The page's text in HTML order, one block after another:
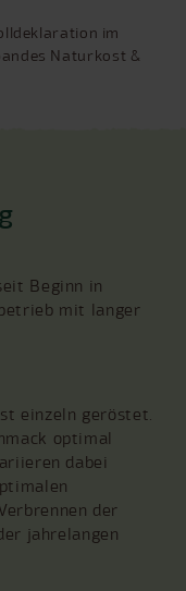
im
Naturkost &
Beginn in
mit langer
einzeln geröstet.
optimal
dabei
der
jahrelangen